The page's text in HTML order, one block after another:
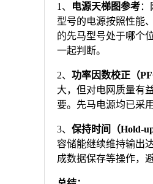
1、 电源天梯图参考
型号的电源按照性能
的先马型号处于哪个
一起判断。
2、 功率因数校正（
大，但对电网质量有
要。先马电源均已采
3、 保持时间（Hold-
容储能继续维持输出
成数据保存等操作，